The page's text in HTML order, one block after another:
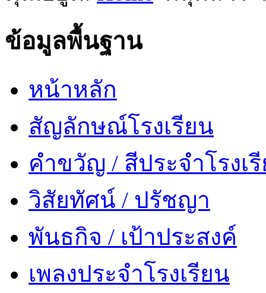
ข้อมูลพื้นฐาน
หน้าหลัก
สัญลักษณ์โรงเรียน
คำขวัญ / สีประจำโรงเ
วิสัยทัศน์ / ปรัชญา
พันธกิจ / เป้าประสงค์
เพลงประจำโรงเรียน